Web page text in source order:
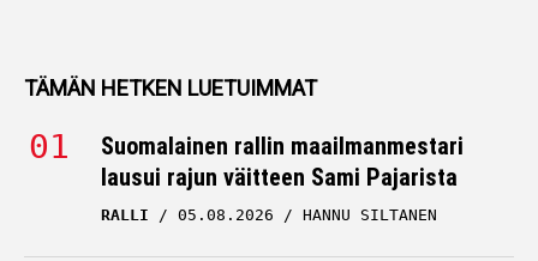
TÄMÄN HETKEN LUETUIMMAT
Suomalainen rallin maailmanmestari
lausui rajun väitteen Sami Pajarista
RALLI 05.08.2026 HANNU SILTANEN